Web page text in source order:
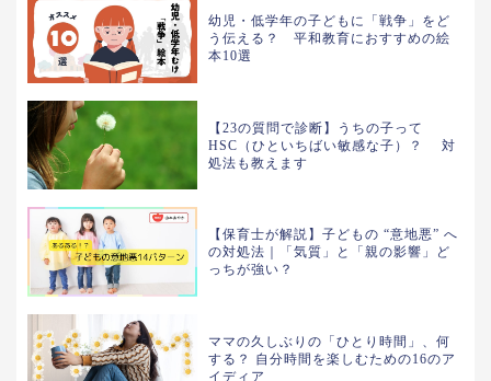
幼児・低学年の子どもに「戦争」をど
う伝える？ 平和教育におすすめの絵
本10選
【23の質問で診断】うちの子って
HSC（ひといちばい敏感な子）？ 対
処法も教えます
【保育士が解説】子どもの “意地悪” へ
の対処法｜「気質」と「親の影響」ど
っちが強い？
ママの久しぶりの「ひとり時間」、何
する？ 自分時間を楽しむための16のア
イディア